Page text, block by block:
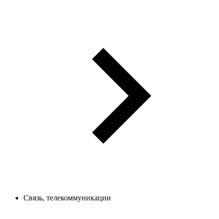
Связь, телекоммуникации